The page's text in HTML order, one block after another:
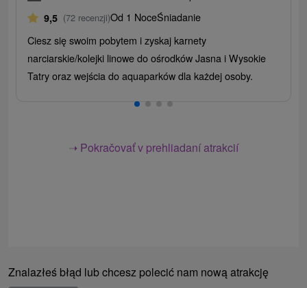
9,5 (72 recenzji)Od 1 NoceŚniadanie
Ciesz się swoim pobytem i zyskaj karnety
narciarskie/kolejki linowe do ośrodków Jasna i Wysokie
Tatry oraz wejścia do aquaparków dla każdej osoby.
➝ Pokračovať v prehliadaní atrakcií
Znalazłeś błąd lub chcesz polecić nam nową atrakcję